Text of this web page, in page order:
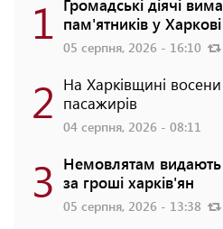
1
Громадські діячі
пам'ятників у Харкові
05 серпня, 2026 - 16:10
2 На Харківщині
пасажирів
04 серпня, 2026 - 08:11
3 Немовлятам видають
за гроші харків'ян
05 серпня, 2026 - 13:38